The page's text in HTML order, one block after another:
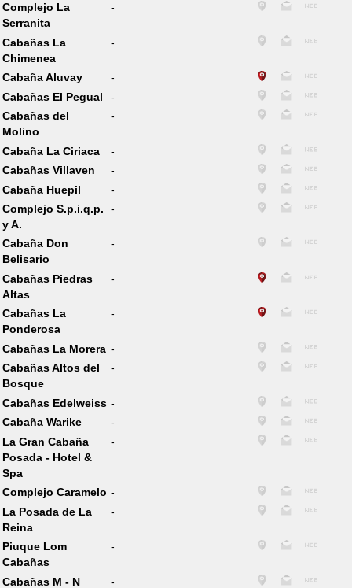
Complejo La
Serranita
-
Cabañas La
Chimenea
-
Cabaña Aluvay
-
Cabañas El Pegual
-
Cabañas del
Molino
-
Cabaña La Ciriaca
-
Cabañas Villaven
-
Cabaña Huepil
-
Complejo S.p.i.q.p.
y A.
-
Cabaña Don
Belisario
-
Cabañas Piedras
Altas
-
Cabañas La
Ponderosa
-
Cabañas La Morera -
Cabañas Altos del
Bosque
-
Cabañas Edelweiss -
Cabaña Warike
-
La Gran Cabaña
Posada - Hotel &
Spa
-
Complejo Caramelo -
La Posada de La
Reina
-
Piuque Lom
Cabañas
-
Cabañas M - N -